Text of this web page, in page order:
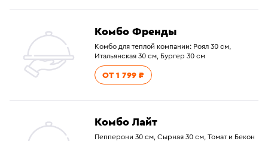
Комбо Френды
Комбо для теплой компании: Роял 30 см,
Итальянская 30 см, Бургер 30 см
ОТ 1 799 ₽
Комбо Лайт
Пепперони 30 см, Сырная 30 см, Томат и Бекон